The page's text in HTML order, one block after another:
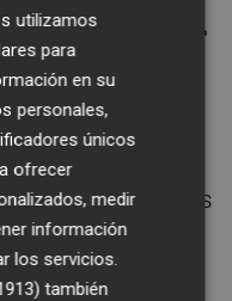
abierto" por
Imaz
mantiene "un
las autoridades
que hace un
de los
utilizamos
para
en su
personales,
únicos
ofrecer
medir
información
los servicios.
también